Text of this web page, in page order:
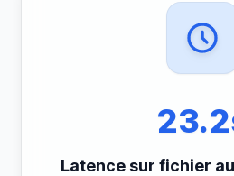
Latence sur fichier